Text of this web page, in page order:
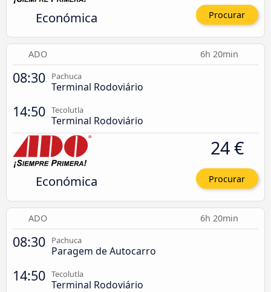
Económica Procurar
ADO 6h 20min
08:30 Pachuca
Terminal Rodoviário
14:50 Tecolutla
Terminal Rodoviário
Económica
24 €
Procurar
ADO 6h 20min
08:30 Pachuca
Paragem de Autocarro
14:50 Tecolutla
Terminal Rodoviário